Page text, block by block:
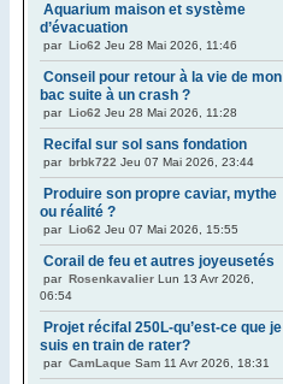
Aquarium maison et système
d’évacuation
par Lio62 Jeu 28 Mai 2026, 11:46
Conseil pour retour à la vie de mon
bac suite à un crash ?
par Lio62 Jeu 28 Mai 2026, 11:28
Recifal sur sol sans fondation
par brbk722 Jeu 07 Mai 2026, 23:44
Produire son propre caviar, mythe
ou réalité ?
par Lio62 Jeu 07 Mai 2026, 15:55
Corail de feu et autres joyeusetés
par Rosenkavalier Lun 13 Avr 2026,
06:54
Projet récifal 250L-qu’est-ce que je
suis en train de rater?
par CamLaque Sam 11 Avr 2026, 18:31